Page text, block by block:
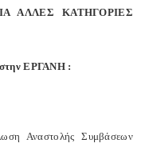
ΑΛΛΕΣ ΚΑΤΗΓΟΡΙΕΣ
στην ΕΡΓΑΝΗ :
Αναστολής Συμβάσεων